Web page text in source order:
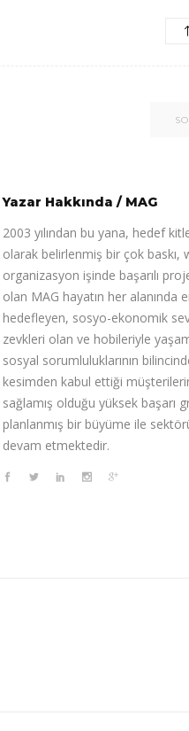
Yazar Hakkında / MAG
2003 yılından bu yana, hedef
olarak belirlenmiş bir çok baskı,
organizasyon işinde başarılı
olan MAG hayatın her alanında
hedefleyen, sosyo-ekonomik
zevkleri olan ve hobileriyle
sosyal sorumluluklarının
kesimden kabul ettiği
sağlamış olduğu yüksek başarı
planlanmış bir büyüme ile
devam etmektedir.